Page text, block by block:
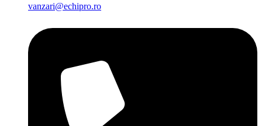
vanzari@echipro.ro